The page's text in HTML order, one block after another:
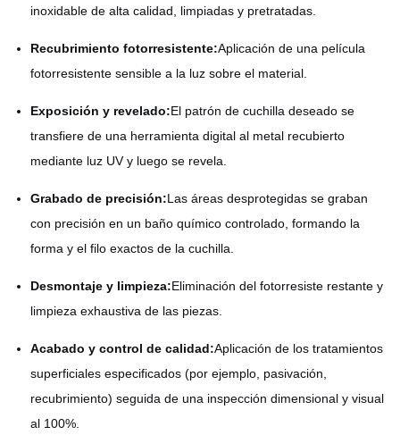
inoxidable de alta calidad, limpiadas y pretratadas.
Recubrimiento fotorresistente:Aplicación de una película
fotorresistente sensible a la luz sobre el material.
Exposición y revelado:El patrón de cuchilla deseado se
transfiere de una herramienta digital al metal recubierto
mediante luz UV y luego se revela.
Grabado de precisión:Las áreas desprotegidas se graban
con precisión en un baño químico controlado, formando la
forma y el filo exactos de la cuchilla.
Desmontaje y limpieza:Eliminación del fotorresiste restante y
limpieza exhaustiva de las piezas.
Acabado y control de calidad:Aplicación de los tratamientos
superficiales especificados (por ejemplo, pasivación,
recubrimiento) seguida de una inspección dimensional y visual
al 100%.